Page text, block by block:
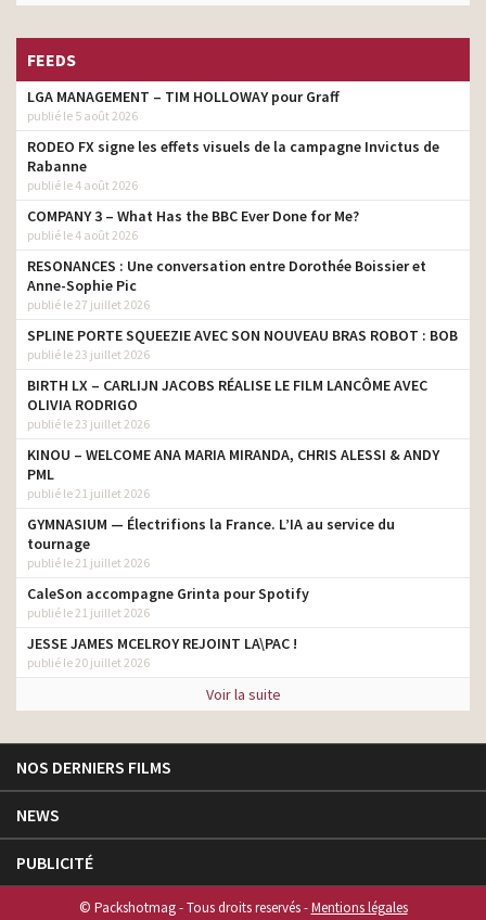
FEEDS
LGA MANAGEMENT – TIM HOLLOWAY pour Graff
publié le 5 août 2026
RODEO FX signe les effets visuels de la campagne Invictus de
Rabanne
publié le 4 août 2026
COMPANY 3 – What Has the BBC Ever Done for Me?
publié le 4 août 2026
RESONANCES : Une conversation entre Dorothée Boissier et
Anne-Sophie Pic
publié le 27 juillet 2026
SPLINE PORTE SQUEEZIE AVEC SON NOUVEAU BRAS ROBOT : BOB
publié le 23 juillet 2026
BIRTH LX – CARLIJN JACOBS RÉALISE LE FILM LANCÔME AVEC
OLIVIA RODRIGO
publié le 23 juillet 2026
KINOU – WELCOME ANA MARIA MIRANDA, CHRIS ALESSI & ANDY
PML
publié le 21 juillet 2026
GYMNASIUM — Électrifions la France. L’IA au service du
tournage
publié le 21 juillet 2026
CaleSon accompagne Grinta pour Spotify
publié le 21 juillet 2026
JESSE JAMES MCELROY REJOINT LA\PAC !
publié le 20 juillet 2026
Voir la suite
NOS DERNIERS FILMS
NEWS
PUBLICITÉ
© Packshotmag - Tous droits reservés -Mentions légales